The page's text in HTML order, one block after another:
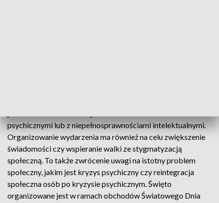
psychicznymi lub z niepełnosprawnościami intelektualnymi.
Organizowanie wydarzenia ma również na celu zwiększenie
świadomości czy wspieranie walki ze stygmatyzacją
społeczną. To także zwrócenie uwagi na istotny problem
społeczny, jakim jest kryzys psychiczny czy reintegracja
społeczna osób po kryzysie psychicznym. Święto
organizowane jest w ramach obchodów Światowego Dnia